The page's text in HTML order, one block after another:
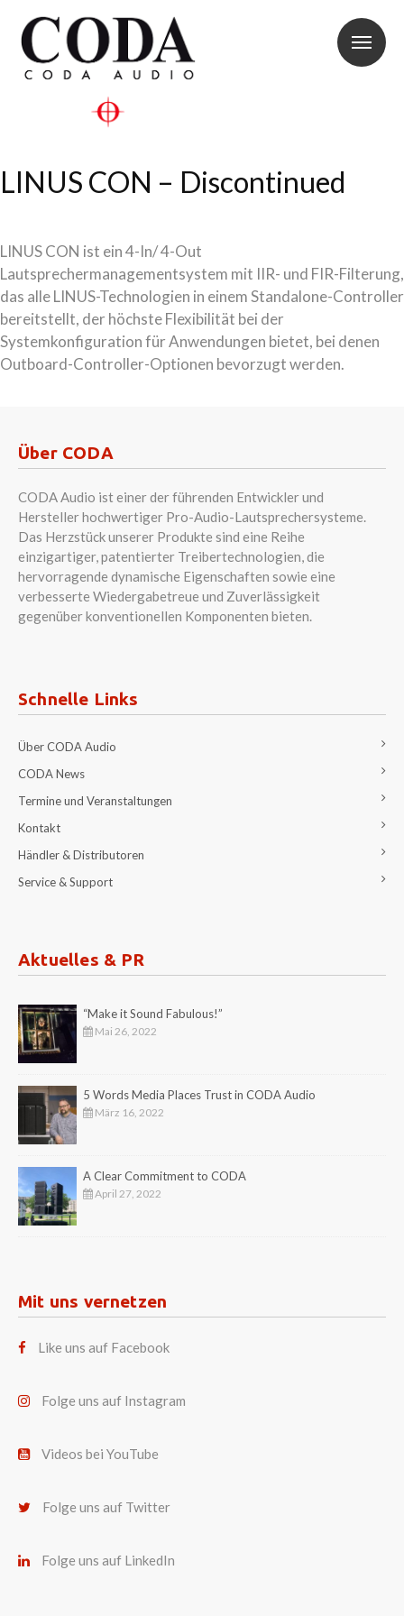
LINUS CON – Discontinued
LINUS CON ist ein 4-In/ 4-Out
Lautsprechermanagementsystem mit IIR- und FIR-Filterung,
das alle LINUS-Technologien in einem Standalone-Controller
bereitstellt, der höchste Flexibilität bei der
Systemkonfiguration für Anwendungen bietet, bei denen
Outboard-Controller-Optionen bevorzugt werden.
Über CODA
CODA Audio ist einer der führenden Entwickler und
Hersteller hochwertiger Pro-Audio-Lautsprechersysteme.
Das Herzstück unserer Produkte sind eine Reihe
einzigartiger, patentierter Treibertechnologien, die
hervorragende dynamische Eigenschaften sowie eine
verbesserte Wiedergabetreue und Zuverlässigkeit
gegenüber konventionellen Komponenten bieten.
Schnelle Links
Über CODA Audio
CODA News
Termine und Veranstaltungen
Kontakt
Händler & Distributoren
Service & Support
Aktuelles & PR
“Make it Sound Fabulous!”
Mai 26, 2022
5 Words Media Places Trust in CODA Audio
März 16, 2022
A Clear Commitment to CODA
April 27, 2022
Mit uns vernetzen
Like uns auf Facebook
Folge uns auf Instagram
Videos bei YouTube
Folge uns auf Twitter
Folge uns auf LinkedIn